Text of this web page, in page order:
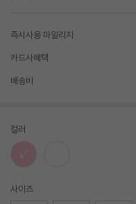
즉시사용 마일리지
카드사혜택
배송비
컬러
사이즈